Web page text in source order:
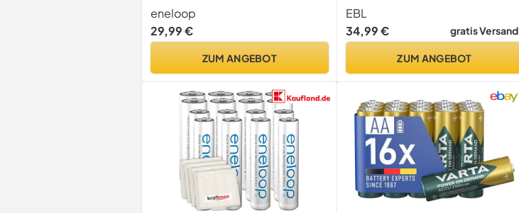
mAh NiMH Batterien
eneloop
29,99 €
ZUM ANGEBOT
AA, hohe Ladezyklen, geringe
Selbstentladung, inkl. Akkubox
EBL
34,99 €
gratis Versand
ZUM ANGEBOT